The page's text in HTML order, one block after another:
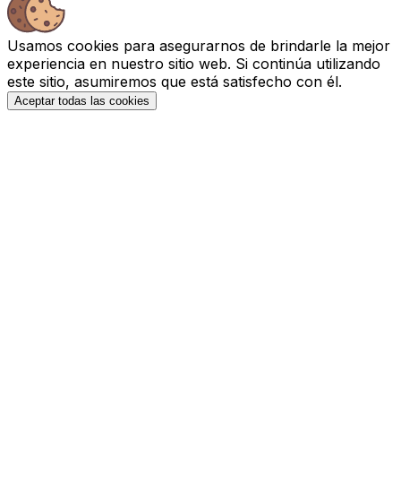
Usamos cookies para asegurarnos de brindarle la mejor
experiencia en nuestro sitio web. Si continúa utilizando
este sitio, asumiremos que está satisfecho con él.
Aceptar todas las cookies